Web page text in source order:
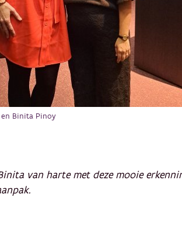
Binita Pinoy
van harte met deze mooie